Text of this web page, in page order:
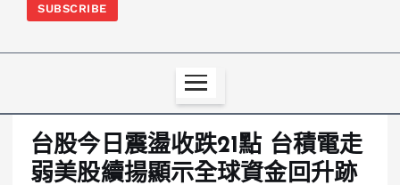
SUBSCRIBE
台股今日震盪收跌21點 台積電走
弱美股續揚顯示全球資金回升跡